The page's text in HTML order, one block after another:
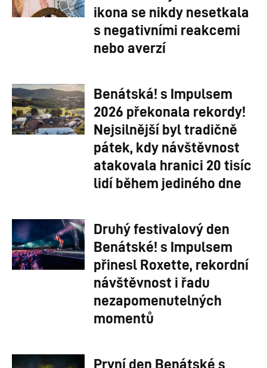
ikona se nikdy nesetkala
s negativními reakcemi
nebo averzí
Benátská! s Impulsem
2026 překonala rekordy!
Nejsilnější byl tradičně
pátek, kdy návštěvnost
atakovala hranici 20 tisíc
lidí během jediného dne
Druhý festivalový den
Benátské! s Impulsem
přinesl Roxette, rekordní
návštěvnost i řadu
nezapomenutelných
momentů
První den Benátské s